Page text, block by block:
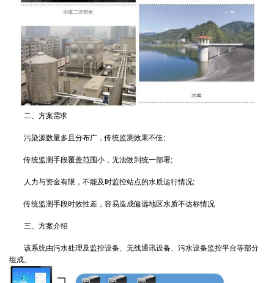
二、方案需求
污染源数量多且分布广，传统监测效果不佳;
传统监测手段覆盖范围小，无法做到统一部署;
人力与资金有限，不能及时监控站点的水质运行情况;
传统监测手段时效性差，容易造成偏远地区水质不达标情况
三、方案介绍
该系统由污水处理及监控设备、无线通讯设备、污水设备监控平台等部分
组成。